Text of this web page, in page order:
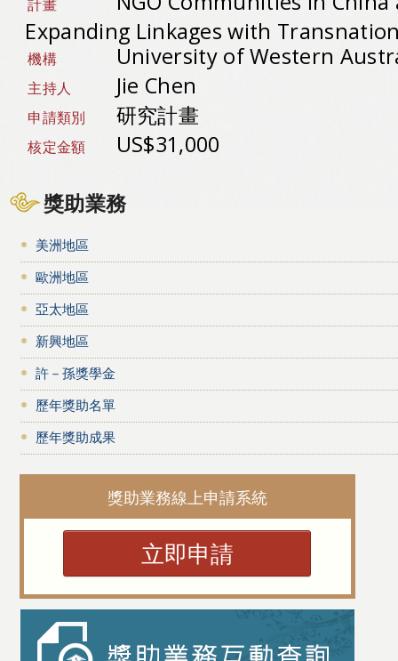
計畫
Expanding Linkages with
機構 University of Western
主持人 Jie Chen
申請類別 研究計畫
核定金額 US$31,000
獎助業務
美洲地區
歐洲地區
亞太地區
新興地區
許－孫獎學金
歷年獎助名單
歷年獎助成果
獎助業務線上申請系統
立即申請